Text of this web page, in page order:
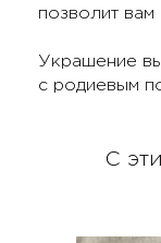
позволит
Украшение
с родиевым
С